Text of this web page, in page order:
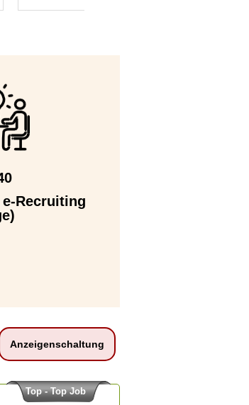
Recruiting
Anzeigenschaltung
Top - Top Job